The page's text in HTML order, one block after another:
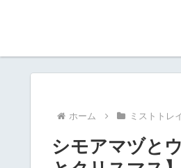
ホーム ミストトレ
シモアマヅと